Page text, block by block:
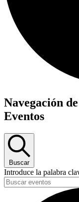
Navegación
Eventos
Buscar
Introduce la palabra